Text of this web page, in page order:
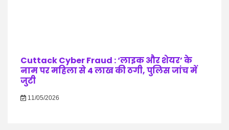
Cuttack Cyber Fraud : ‘लाइक और शेयर’ के
नाम पर महिला से 4 लाख की ठगी, पुलिस जांच में
जुटी
11/05/2026